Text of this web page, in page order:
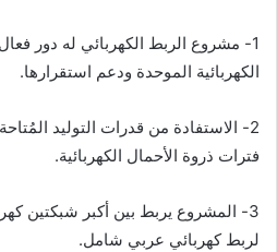
1- مشروع الربط الكهربائي له دور
الكهربائية الموحدة ودعم استقرارها.
2- الاستفادة من قدرات التوليد
فترات ذروة الأحمال الكهربائية.
3- المشروع يربط بين أكبر شبكتين
لربط كهربائي عربي شامل.